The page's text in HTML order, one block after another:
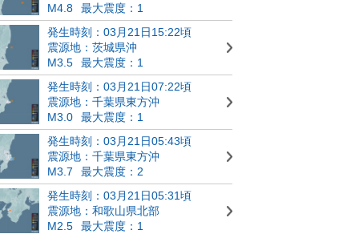
M4.8
最大震度：1
発生時刻：03月21日15:22頃
震源地：茨城県沖
M3.5
最大震度：1
発生時刻：03月21日07:22頃
震源地：千葉県東方沖
M3.0
最大震度：1
発生時刻：03月21日05:43頃
震源地：千葉県東方沖
M3.7
最大震度：2
発生時刻：03月21日05:31頃
震源地：和歌山県北部
M2.5
最大震度：1